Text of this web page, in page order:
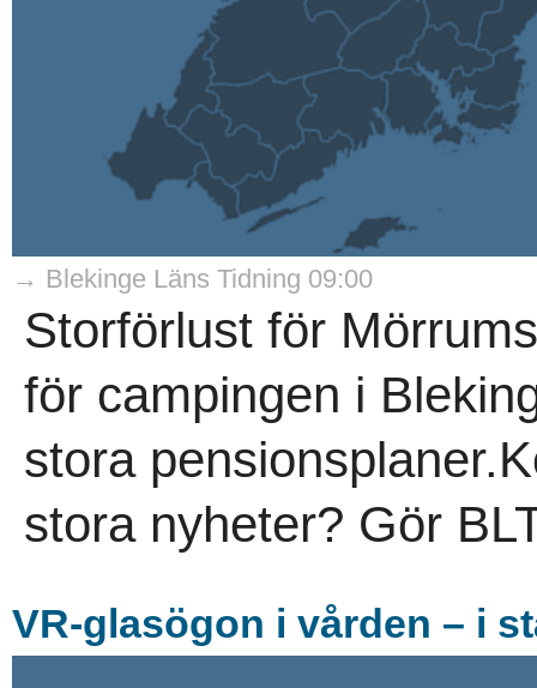
→ Blekinge Läns Tidning 09:00
Storförlust för
för campingen i
stora
stora nyheter? Gör
VR-glasögon i vården – i